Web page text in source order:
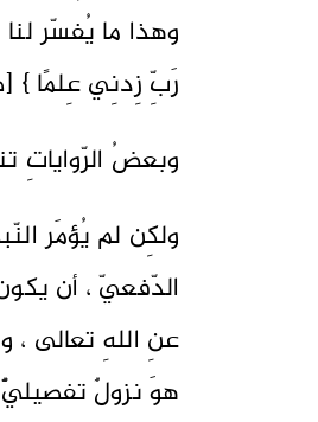
وهذا ما يُفسّر
رَبِّ زِدنِي عِلمًا } [طه 114] وقولَه : { لَا تُحَرِّك بِهِ لِسَانَكَ
وبعضُ الرّواياتِ
ولكِن لم يُؤمَر
الدّفعيّ ، أن
عنِ اللهِ تعالى ،
هوَ نزولٌ